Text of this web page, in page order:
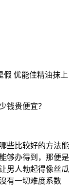
假 优能佳精油抹上
钱贵便宜？
些比较好的方法能
够办得到，那便是
男人勃起得像丝瓜
有一切难度系数